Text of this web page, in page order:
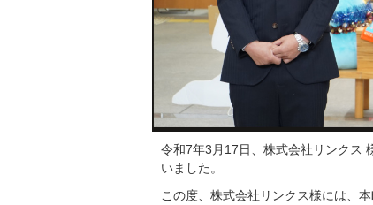
令和7年3月17日、株式会社リンクス
いました。
この度、株式会社リンクス様には、